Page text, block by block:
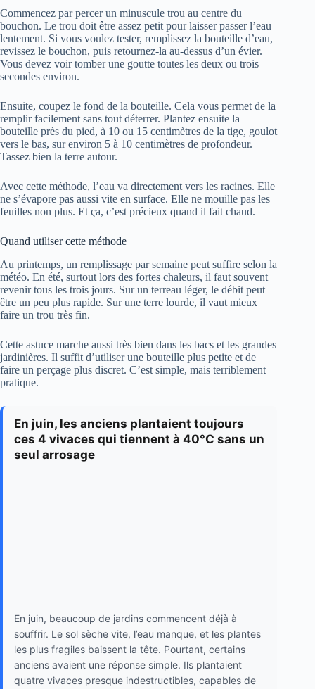
Commencez par percer un minuscule trou au centre du
bouchon. Le trou doit être assez petit pour laisser passer l’eau
lentement. Si vous voulez tester, remplissez la bouteille d’eau,
revissez le bouchon, puis retournez-la au-dessus d’un évier.
Vous devez voir tomber une goutte toutes les deux ou trois
secondes environ.
Ensuite, coupez le fond de la bouteille. Cela vous permet de la
remplir facilement sans tout déterrer. Plantez ensuite la
bouteille près du pied, à 10 ou 15 centimètres de la tige, goulot
vers le bas, sur environ 5 à 10 centimètres de profondeur.
Tassez bien la terre autour.
Avec cette méthode, l’eau va directement vers les racines. Elle
ne s’évapore pas aussi vite en surface. Elle ne mouille pas les
feuilles non plus. Et ça, c’est précieux quand il fait chaud.
Quand utiliser cette méthode
Au printemps, un remplissage par semaine peut suffire selon la
météo. En été, surtout lors des fortes chaleurs, il faut souvent
revenir tous les trois jours. Sur un terreau léger, le débit peut
être un peu plus rapide. Sur une terre lourde, il vaut mieux
faire un trou très fin.
Cette astuce marche aussi très bien dans les bacs et les grandes
jardinières. Il suffit d’utiliser une bouteille plus petite et de
faire un perçage plus discret. C’est simple, mais terriblement
pratique.
En juin, les anciens plantaient toujours
ces 4 vivaces qui tiennent à 40°C sans un
seul arrosage
En juin, beaucoup de jardins commencent déjà à
souffrir. Le sol sèche vite, l’eau manque, et les plantes
les plus fragiles baissent la tête. Pourtant, certains
anciens avaient une réponse simple. Ils plantaient
quatre vivaces presque indestructibles, capables de